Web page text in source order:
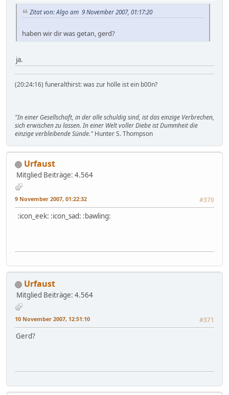
Zitat von: Algo am 9 November 2007, 01:17:20
haben wir dir was getan, gerd?
ja.
(20:24:16) funeralthirst: was zur hölle ist ein b00n?
"In einer Gesellschaft, in der alle schuldig sind, ist das einzige Verbrechen,
sich erwischen zu lassen. In einer Welt voller Diebe ist Dummheit die
einzige verbleibende Sünde." Hunter S. Thompson
Urfaust
Mitglied Beiträge: 4.564
9 November 2007, 01:22:32 #370
:icon_eek: :icon_sad: :bawling:
Urfaust
Mitglied Beiträge: 4.564
10 November 2007, 12:51:10 #371
Gerd?